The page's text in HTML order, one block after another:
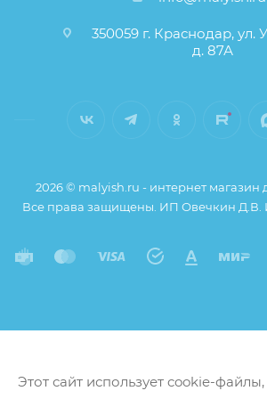
350059 г. Краснодар, ул.
д. 87А
2026 © malyish.ru - интернет магазин
Все права защищены. ИП Овечкин Д.В.
Этот сайт использует cookie-